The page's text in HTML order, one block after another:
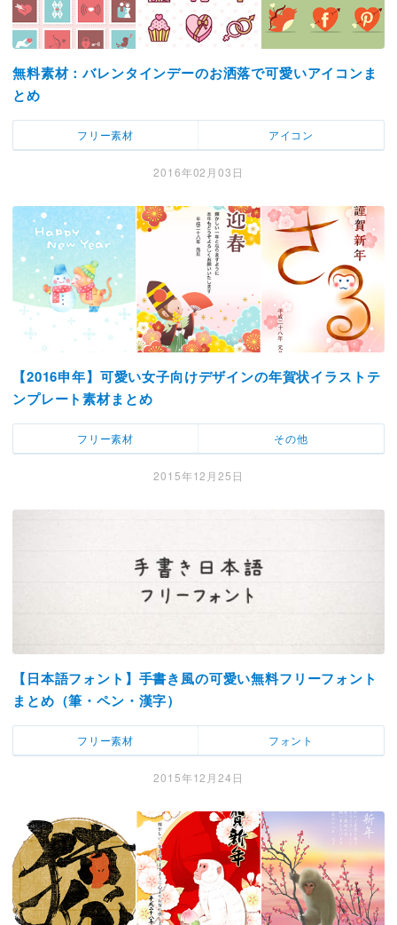
無料素材：バレンタインデーのお洒落で可愛いアイコンま
とめ
フリー素材 アイコン
2016年02月03日
【2016申年】可愛い女子向けデザインの年賀状イラストテ
ンプレート素材まとめ
フリー素材 その他
2015年12月25日
【日本語フォント】手書き風の可愛い無料フリーフォント
まとめ（筆・ペン・漢字）
フリー素材 フォント
2015年12月24日